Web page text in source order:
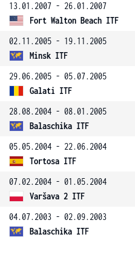
13.01.2007 - 26.01.2007
Fort Walton Beach ITF
02.11.2005 - 19.11.2005
Minsk ITF
29.06.2005 - 05.07.2005
Galati ITF
28.08.2004 - 08.01.2005
Balaschika ITF
05.05.2004 - 22.06.2004
Tortosa ITF
07.02.2004 - 01.05.2004
Varšava 2 ITF
04.07.2003 - 02.09.2003
Balaschika ITF